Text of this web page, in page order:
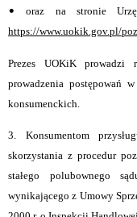
•
oraz na stronie
https://www.uokik.gov.pl/
Prezes UOKiK prowadzi
prowadzenia postępowań
konsumenckich.
3. Konsumentom
skorzystania z procedur
stałego polubownego
wynikającego z Umowy